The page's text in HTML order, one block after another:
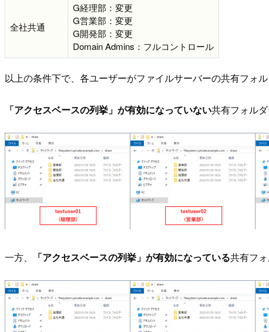
全社共通
G経理部：変更
G営業部：変更
G開発部：変更
Domain Admins：フルコントロール
以上の条件下で、各ユーザーがファイルサーバーの共有フォル
「アクセスベースの列挙」が有効になっていない共有フォル
一方、 「アクセスベースの列挙」が有効になっている共有フ